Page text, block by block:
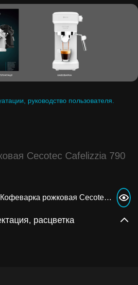
руководство пользователя.
Cecotec Cafelizzia 790
Инструкция Кофеварка рожковая Cecotec Cafelizzia 790 White
расцветка